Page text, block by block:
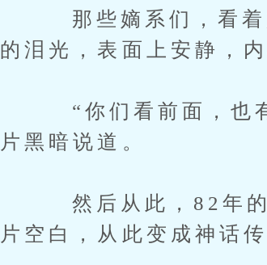
那些嫡系们，看着赵
的泪光，表面上安静，
“你们看前面，也有
片黑暗说道。
然后从此，82年的拉
片空白，从此变成神话